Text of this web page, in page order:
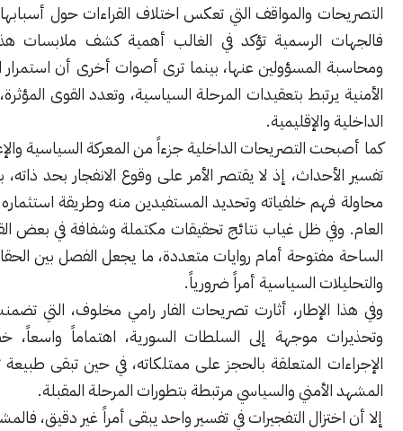
والمواقف التي تعكس اختلاف القراءات حول أسبابها وتداعياتها.
الرسمية تؤكد في الغالب أهمية كشف ملابسات هذه الأحداث
المسؤولين عنها، بينما ترى أصوات أخرى أن استمرار الاضطرابات
بتعقيدات المرحلة السياسية، وتعدد القوى المؤثرة، والصراعات
والإقليمية.
التصريحات الداخلية جزءاً من المعركة السياسية والإعلامية حول
إذ لا يقتصر الأمر على وقوع الانفجار بحد ذاته، بل يمتد إلى
خلفياته وتحديد المستفيدين منه وطريقة استثماره في الخطاب
ظل غياب نتائج تحقيقات مكتملة وشفافة في بعض القضايا، تبقى
أمام روايات متعددة، ما يجعل الفصل بين الحقائق المؤكدة
السياسية أمراً ضرورياً.
أثارت تصريحات الفار رامي مخلوف، التي تضمنت انتقادات
موجهة إلى السلطات السورية، اهتماماً واسعاً، خصوصاً بعد
المتعلقة بالحجز على ممتلكاته، في حين تبقى طبيعة تأثيرها على
والسياسي مرتبطة بتطورات المرحلة المقبلة.
التفجيرات في تفسير واحد يبقى أمراً غير دقيق، فالمشهد السوري